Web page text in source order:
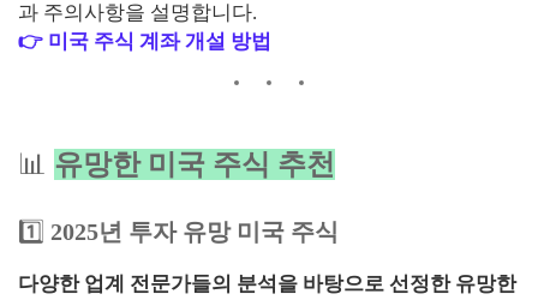
과 주의사항을 설명합니다.
👉 미국 주식 계좌 개설 방법
📊 유망한 미국 주식 추천
1️⃣ 2025년 투자 유망 미국 주식
다양한 업계 전문가들의 분석을 바탕으로 선정한 유망한